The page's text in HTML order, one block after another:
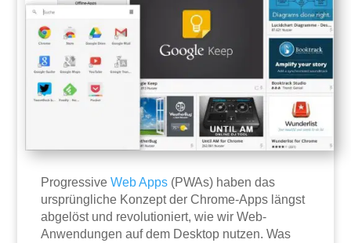
ProgressiveWeb Apps (PWAs) haben das
ursprüngliche Konzept der Chrome-Apps längst
abgelöst und revolutioniert, wie wir Web-
Anwendungen auf dem Desktop nutzen. Was